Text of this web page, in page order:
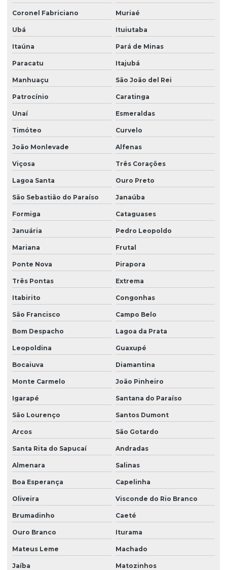
Coronel Fabriciano Muriaé
Ubá Ituiutaba
Itaúna Pará de Minas
Paracatu Itajubá
Manhuaçu São João del Rei
Patrocínio Caratinga
Unaí Esmeraldas
Timóteo Curvelo
João Monlevade Alfenas
Viçosa Três Corações
Lagoa Santa Ouro Preto
São Sebastião do Paraíso Janaúba
Formiga Cataguases
Januária Pedro Leopoldo
Mariana Frutal
Ponte Nova Pirapora
Três Pontas Extrema
Itabirito Congonhas
São Francisco Campo Belo
Bom Despacho Lagoa da Prata
Leopoldina Guaxupé
Bocaiuva Diamantina
Monte Carmelo João Pinheiro
Igarapé Santana do Paraíso
São Lourenço Santos Dumont
Arcos São Gotardo
Santa Rita do Sapucaí Andradas
Almenara Salinas
Boa Esperança Capelinha
Oliveira Visconde do Rio Branco
Brumadinho Caeté
Ouro Branco Iturama
Mateus Leme Machado
Jaíba Matozinhos